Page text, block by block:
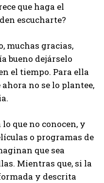
que haga el
escucharte?
muchas gracias,
bueno dejárselo
el tiempo. Para ella
no se lo plantee,
que no conocen, y
o programas de
que sea
Mientras que, si la
y descrita